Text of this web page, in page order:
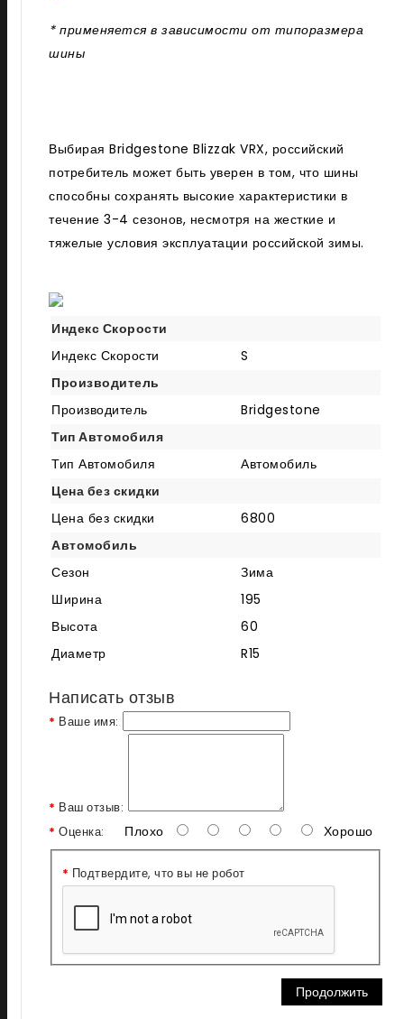
* применяется в зависимости от типоразмера
шины
Выбирая Bridgestone Blizzak VRX, российский
потребитель может быть уверен в том, что шины
способны сохранять высокие характеристики в
течение 3-4 сезонов, несмотря на жесткие и
тяжелые условия эксплуатации российской зимы.
Индекс Скорости
Индекс Скорости
S
Производитель
Производитель
Bridgestone
Тип Автомобиля
Тип Автомобиля
Автомобиль
Цена без скидки
Цена без скидки
6800
Автомобиль
Сезон
Зима
Ширина
195
Высота
60
Диаметр
R15
Написать отзыв
Ваше имя:
Ваш отзыв:
Оценка:
Плохо Хорошо
Подтвердите, что вы не робот
Продолжить